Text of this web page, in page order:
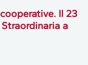
Il 23
a